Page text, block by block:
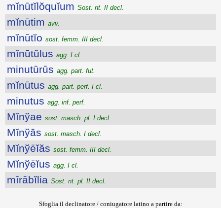
mĭnūtĭlŏquĭum Sost. nt. II decl.
mĭnūtim avv.
mĭnūtĭo sost. femm. III decl.
mĭnūtŭlus agg. I cl.
minutūrūs agg. part. fut.
mĭnūtus agg. part. perf. I cl.
minutus agg. inf. perf.
Mĭnўae sost. masch. pl. I decl.
Mĭnўās sost. masch. I decl.
Mĭnўēĭăs sost. femm. III decl.
Mĭnўēĭus agg. I cl.
mīrābĭlia Sost. nt. pl. II decl.
Sfoglia il declinatore / coniugatore latino a partire da: